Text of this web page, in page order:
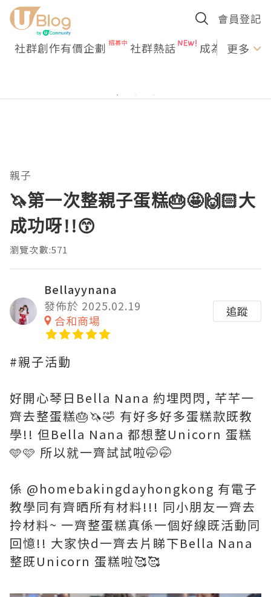
會員登記
社群創作有價企劃 社群熱話 成為U更多
親子
🦄第一次整親子蛋糕🎂🤩🙌🏻大
成功呀!!😙
瀏覽次數:571
Bellayynana
發佈於 2025.02.19
合和商場
追蹤
#親子活動
好開心琴日Bella Nana 約埋閃閃, 芊芊一
齊去整蛋糕🎂🦄🤣 有好多好多蛋糕款既教
學!! 但Bella Nana 都想整Unicorn 蛋糕
🩵🩷 所以就一齊試試啦🤭🤭
係 @homebakingdayhongkong 有電子
教學同有齊晒所有材料!!! 同小朋友一齊去
拎材料~ 一齊整蛋糕真係一個好線既活動同
回憶!! 大家快d一齊去片睇下Bella Nana
整既Unicorn 蛋糕啦🥰🥰